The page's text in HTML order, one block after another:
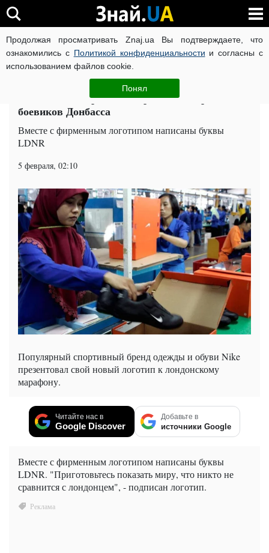
Продолжая просматривать Znaj.ua Вы подтверждаете, что
ознакомились с Политикой конфиденциальности и согласны с
использованием файлов cookie.
Понял
ВОЙНА РОССИИ ПРОТИВ УКРАИНЫ КОРОНАВИРУС В
Общество ЧИТАТИ УКРАЇНСЬКОЮ
Известный спортивный бренд "поддержал"
боевиков Донбасса
Вместе с фирменным логотипом написаны буквы
LDNR
5 февраля, 02:10
Популярный спортивный бренд одежды и обуви Nike
презентовал свой новый логотип к лондонскому
марафону.
Читайте нас в
Google Discover
Добавьте в
источники Google
Вместе с фирменным логотипом написаны буквы
LDNR. "Приготовьтесь показать миру, что никто не
сравнится с лондонцем", - подписан логотип.